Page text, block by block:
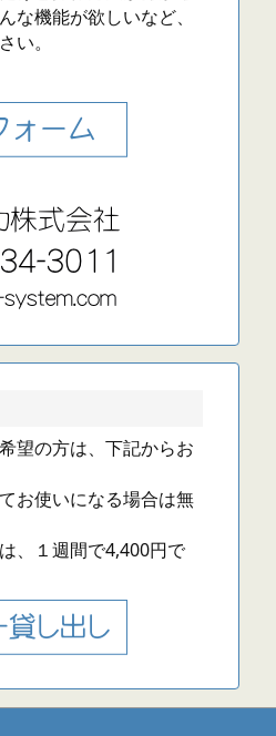
な機能が欲しいなど、
い。
望の方は、下記からお
お使いになる場合は無
、１週間で4,400円で